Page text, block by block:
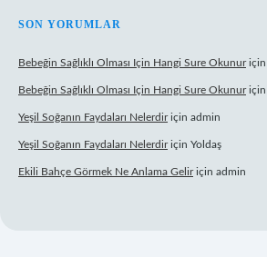
SON YORUMLAR
Bebeğin Sağlıklı Olması Için Hangi Sure Okunuriçin
Bebeğin Sağlıklı Olması Için Hangi Sure Okunuriçin
Yeşil Soğanın Faydaları Nelerdiriçin admin
Yeşil Soğanın Faydaları Nelerdiriçin Yoldaş
Ekili Bahçe Görmek Ne Anlama Geliriçin admin